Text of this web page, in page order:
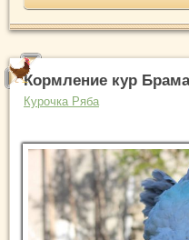
Кормление кур Брама
Курочка Ряба